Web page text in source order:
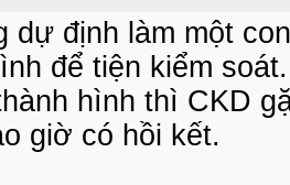
dự định làm một
để tiện kiểm
hình thì CKD
giờ có hồi kết.